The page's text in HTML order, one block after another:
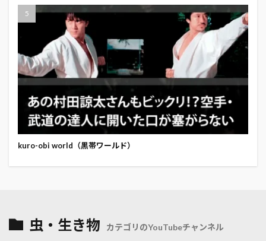
kuro-obi world（黒帯ワールド）
虫・生き物 カテゴリのYouTubeチャンネル